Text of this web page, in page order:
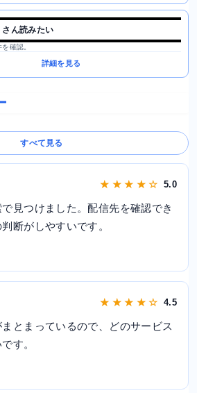
ん読みたい
確認。
詳細を見る
すべて見る
★ ★ ★ ★ ☆ 5.0
見つけました。配信先を確認でき
断がしやすいです。
★ ★ ★ ★ ☆ 4.5
とまっているので、どのサービス
す。